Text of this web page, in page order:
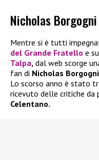
Nicholas
Mentre si è tutti
del Grande Fratello e su
Talpa, dal web scorge
fan di Nicholas Borgogni
Lo scorso anno è stato
ricevuto delle critiche da
Celentano.